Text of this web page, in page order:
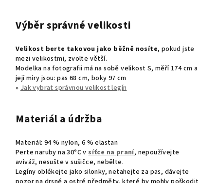
Výběr správné velikosti
Velikost berte takovou jako běžně nosíte, pokud jste
mezi velikostmi, zvolte větší.
Modelka na fotografii má na sobě velikost S, měří 174 cm a
její míry jsou: pas 68 cm, boky 97 cm
»Jak vybrat správnou velikost legín
Materiál a údržba
Materiál:94 % nylon, 6 % elastan
Perte naruby na 30°C vsíťce na praní, nepoužívejte
aviváž, nesušte v sušičce, nebělte.
Legíny oblékejte jako silonky, netahejte za pas, dávejte